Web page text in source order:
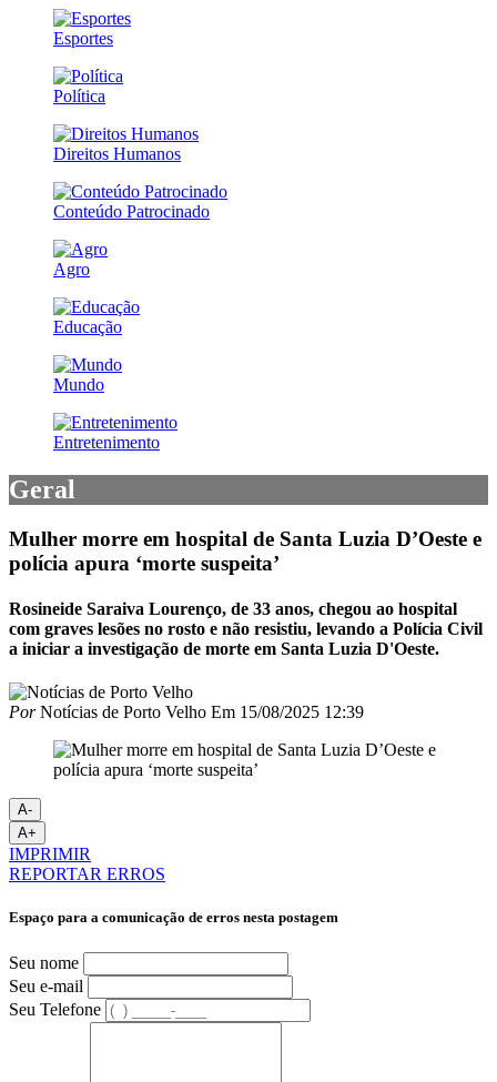
Esportes
Política
Direitos Humanos
Conteúdo Patrocinado
Agro
Educação
Mundo
Entretenimento
Geral
Mulher morre em hospital de Santa Luzia D’Oeste e
polícia apura ‘morte suspeita’
Rosineide Saraiva Lourenço, de 33 anos, chegou ao hospital
com graves lesões no rosto e não resistiu, levando a Polícia Civil
a iniciar a investigação de morte em Santa Luzia D'Oeste.
PorNotícias de Porto Velho Em 15/08/2025 12:39
A-
A+
IMPRIMIR
REPORTAR ERROS
Espaço para a comunicação de erros nesta postagem
Seu nome
Seu e-mail
Seu Telefone